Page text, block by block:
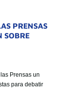
PRENSAS
SOBRE
Prensas un
para debatir